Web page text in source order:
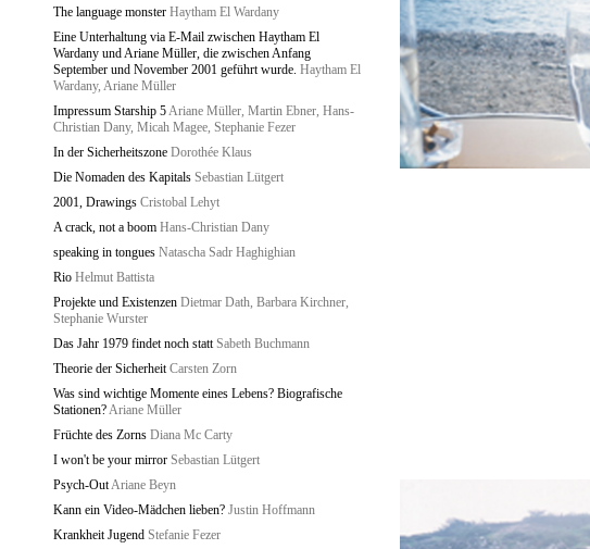
The language monster Haytham El Wardany
Eine Unterhaltung via E-Mail zwischen Haytham El
Wardany und Ariane Müller, die zwischen Anfang
September und November 2001 geführt wurde. Haytham El
Wardany, Ariane Müller
Impressum Starship 5Ariane Müller, Martin Ebner, Hans-
Christian Dany, Micah Magee, Stephanie Fezer
In der Sicherheitszone Dorothée Klaus
Die Nomaden des Kapitals Sebastian Lütgert
2001, Drawings Cristobal Lehyt
A crack, not a boom Hans-Christian Dany
speaking in tongues Natascha Sadr Haghighian
Rio Helmut Battista
Projekte und Existenzen Dietmar Dath, Barbara Kirchner,
Stephanie Wurster
Das Jahr 1979 findet noch statt Sabeth Buchmann
Theorie der Sicherheit Carsten Zorn
Was sind wichtige Momente eines Lebens? Biografische
Stationen?Ariane Müller
Früchte des Zorns Diana Mc Carty
I won't be your mirror Sebastian Lütgert
Psych-OutAriane Beyn
Kann ein Video-Mädchen lieben? Justin Hoffmann
Krankheit Jugend Stefanie Fezer